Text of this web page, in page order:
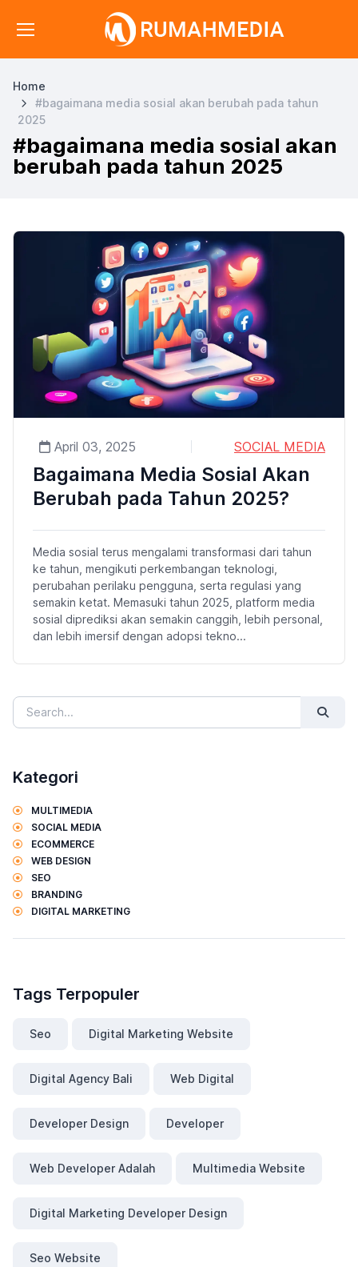
Home
#bagaimana media sosial akan berubah pada tahun
2025
#bagaimana media sosial akan
berubah pada tahun 2025
April 03, 2025 SOCIAL MEDIA
Bagaimana Media Sosial Akan
Berubah pada Tahun 2025?
Media sosial terus mengalami transformasi dari tahun
ke tahun, mengikuti perkembangan teknologi,
perubahan perilaku pengguna, serta regulasi yang
semakin ketat. Memasuki tahun 2025, platform media
sosial diprediksi akan semakin canggih, lebih personal,
dan lebih imersif dengan adopsi tekno...
Kategori
MULTIMEDIA
SOCIAL MEDIA
ECOMMERCE
WEB DESIGN
SEO
BRANDING
DIGITAL MARKETING
Tags Terpopuler
Seo Digital Marketing Website
Digital Agency Bali Web Digital
Developer Design Developer
Web Developer Adalah Multimedia Website
Digital Marketing Developer Design
Seo Website